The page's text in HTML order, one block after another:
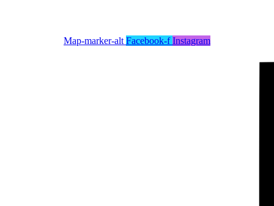
Map-marker-alt Facebook-f Instagram